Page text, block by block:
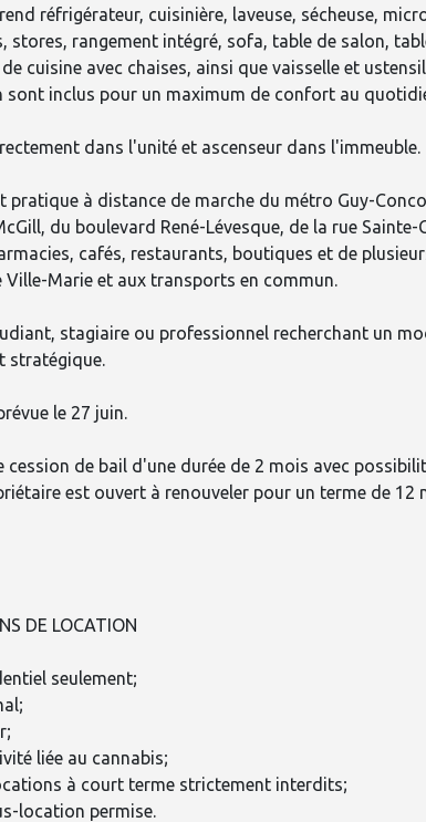
réfrigérateur, cuisinière, laveuse, sécheuse,
stores, rangement intégré, sofa, table de salon,
cuisine avec chaises, ainsi que vaisselle et
sont inclus pour un maximum de confort au
dans l'unité et ascenseur dans l'immeuble.
pratique à distance de marche du métro Guy-
du boulevard René-Lévesque, de la rue Sainte-
cafés, restaurants, boutiques et de
Marie et aux transports en commun.
stagiaire ou professionnel recherchant un
stratégique.
le 27 juin.
cession de bail d'une durée de 2 mois avec
est ouvert à renouveler pour un terme de
DE LOCATION
seulement;
liée au cannabis;
à court terme strictement interdits;
location permise.